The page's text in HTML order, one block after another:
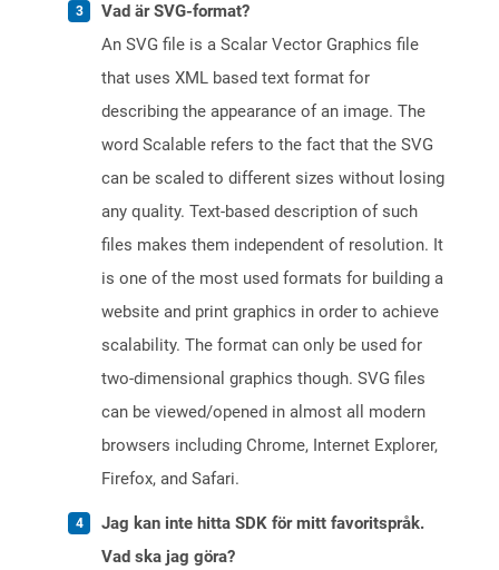
Vad är SVG-format?
An SVG file is a Scalar Vector Graphics file
that uses XML based text format for
describing the appearance of an image. The
word Scalable refers to the fact that the SVG
can be scaled to different sizes without losing
any quality. Text-based description of such
files makes them independent of resolution. It
is one of the most used formats for building a
website and print graphics in order to achieve
scalability. The format can only be used for
two-dimensional graphics though. SVG files
can be viewed/opened in almost all modern
browsers including Chrome, Internet Explorer,
Firefox, and Safari.
Jag kan inte hitta SDK för mitt favoritspråk.
Vad ska jag göra?